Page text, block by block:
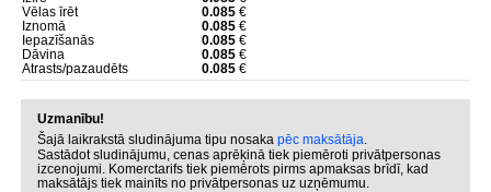
Vēlas īrēt
0.085€
Iznomā
0.085€
Iepazīšanās
0.085€
Dāvina
0.085€
Atrasts/pazaudēts
0.085€
Uzmanību!
Šajā laikrakstā sludinājuma tipu nosaka pēc maksātāja.
Sastādot sludinājumu, cenas aprēķinā tiek piemēroti privātpersonas
izcenojumi. Komerctarifs tiek piemērots pirms apmaksas brīdī, kad
maksātājs tiek mainīts no privātpersonas uz uzņēmumu.